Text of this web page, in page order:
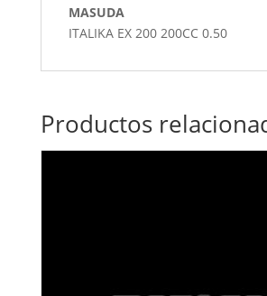
MASUDA
ITALIKA EX 200 200CC 0.50
Productos